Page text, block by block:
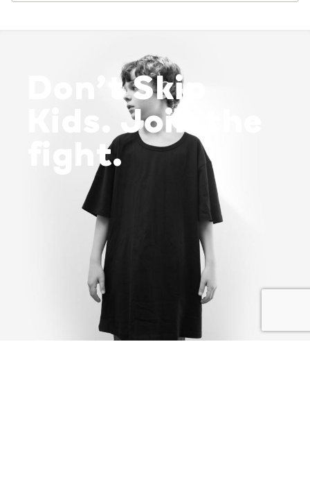
Don’t Skip
Kids. Join the
fight.